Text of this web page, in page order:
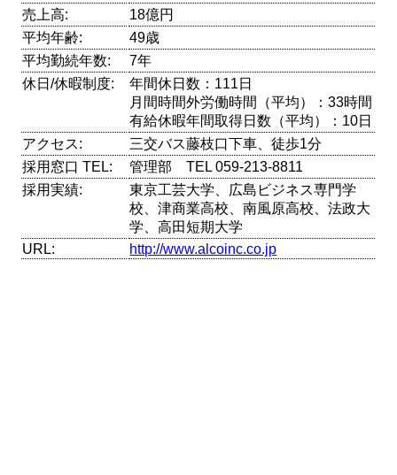
売上高:
18億円
平均年齢:
49歳
平均勤続年数:
7年
休日/休暇制度:
年間休日数：111日
月間時間外労働時間（平均）：33時間
有給休暇年間取得日数（平均）：10日
アクセス:
三交バス藤枝口下車、徒歩1分
採用窓口 TEL:
管理部 TEL 059-213-8811
採用実績:
東京工芸大学、広島ビジネス専門学
校、津商業高校、南風原高校、法政大
学、高田短期大学
URL:
http://www.alcoinc.co.jp